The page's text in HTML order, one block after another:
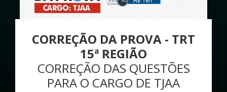
CORREÇÃO DA PROVA - TRT
15ª REGIÃO
CORREÇÃO DAS QUESTÕES
PARA O CARGO DE TJAA